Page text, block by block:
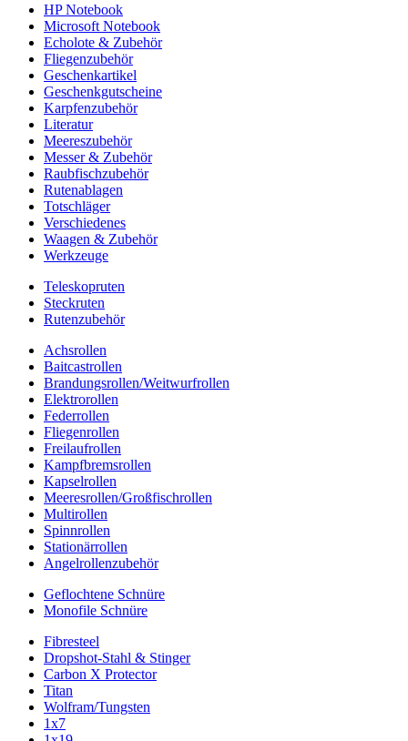
HP Notebook
Microsoft Notebook
Echolote & Zubehör
Fliegenzubehör
Geschenkartikel
Geschenkgutscheine
Karpfenzubehör
Literatur
Meereszubehör
Messer & Zubehör
Raubfischzubehör
Rutenablagen
Totschläger
Verschiedenes
Waagen & Zubehör
Werkzeuge
Teleskopruten
Steckruten
Rutenzubehör
Achsrollen
Baitcastrollen
Brandungsrollen/Weitwurfrollen
Elektrorollen
Federrollen
Fliegenrollen
Freilaufrollen
Kampfbremsrollen
Kapselrollen
Meeresrollen/Großfischrollen
Multirollen
Spinnrollen
Stationärrollen
Angelrollenzubehör
Geflochtene Schnüre
Monofile Schnüre
Fibresteel
Dropshot-Stahl & Stinger
Carbon X Protector
Titan
Wolfram/Tungsten
1x7